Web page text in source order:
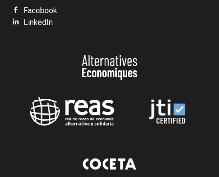
Facebook
LinkedIn